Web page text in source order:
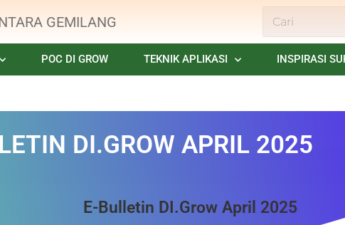
GEMILANG
POC DI GROW TEKNIK APLIKASI INSPIRASI
DI.GROW APRIL 2025
E-Bulletin DI.Grow April 2025